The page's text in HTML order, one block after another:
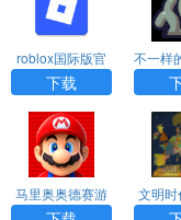
roblox国际版官
网版入口
下载
不一样
马里奥奥德赛游
戏手机版中文
文明时